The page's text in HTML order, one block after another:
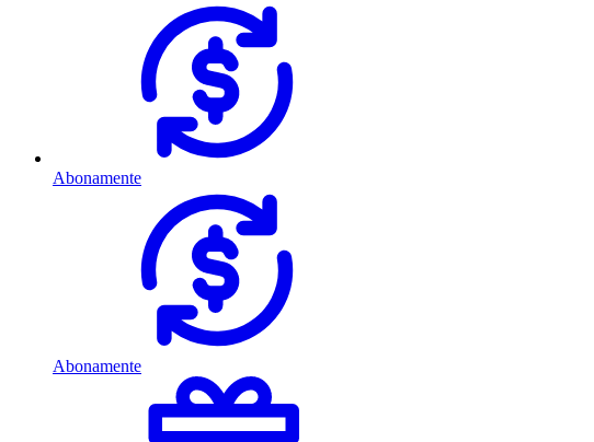
Abonamente
Abonamente